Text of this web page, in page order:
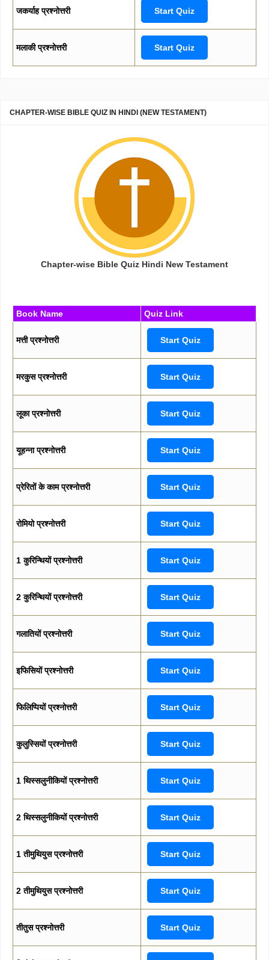
जकर्याह प्रश्नोत्तरी Start Quiz
मलाकी प्रश्नोत्तरी Start Quiz
CHAPTER-WISE BIBLE QUIZ IN HINDI (NEW TESTAMENT)
Chapter-wise Bible Quiz Hindi New Testament
Book Name Quiz Link
मत्ती प्रश्नोत्तरी Start Quiz
मरकुस प्रश्नोत्तरी Start Quiz
लूका प्रश्नोत्तरी Start Quiz
यूहन्ना प्रश्नोत्तरी Start Quiz
प्रेरितों के काम प्रश्नोत्तरी Start Quiz
रोमियो प्रश्नोत्तरी Start Quiz
1 कुरिन्थियों प्रश्नोत्तरी Start Quiz
2 कुरिन्थियों प्रश्नोत्तरी Start Quiz
गलातियों प्रश्नोत्तरी Start Quiz
इफिसियों प्रश्नोत्तरी Start Quiz
फिलिप्पियों प्रश्नोत्तरी Start Quiz
कुलुस्सियों प्रश्नोत्तरी Start Quiz
1 थिस्सलुनीकियों प्रश्नोत्तरी Start Quiz
2 थिस्सलुनीकियों प्रश्नोत्तरी Start Quiz
1 तीमुथियुस प्रश्नोत्तरी Start Quiz
2 तीमुथियुस प्रश्नोत्तरी Start Quiz
तीतुस प्रश्नोत्तरी Start Quiz